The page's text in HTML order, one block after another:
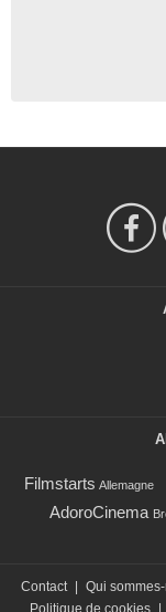
Filmstarts Allemagne
AdoroCinema
Contact Qui
Politique de cookies